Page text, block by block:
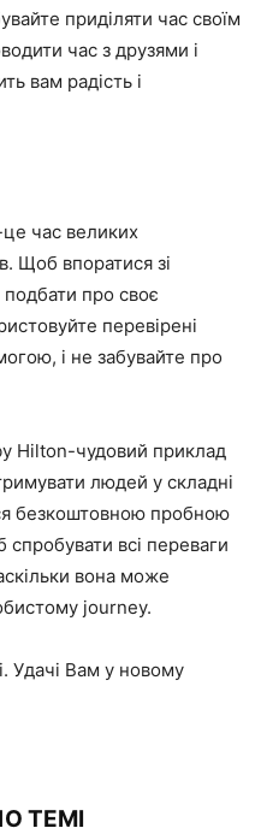
приділяти час своїм
час з друзями і
вам радість і
час великих
Щоб впоратися зі
про своє
перевірені
і не забувайте про
Hilton-чудовий приклад
людей у складні
безкоштовною пробною
всі переваги
вона може
journey.
Удачі Вам у новому
ТЕМІ